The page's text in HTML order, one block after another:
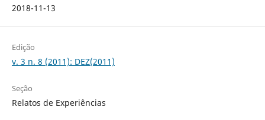
2018-11-13
Edição
v. 3 n. 8 (2011): DEZ(2011)
Seção
Relatos de Experiências